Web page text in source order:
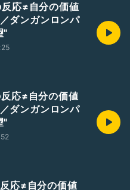
応≠自分の価値
ダンガンロンパ
"
応≠自分の価値
ダンガンロンパ
"
応≠自分の価値